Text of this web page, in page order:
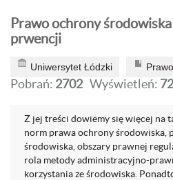
Prawo ochrony
prwencji
Uniwersytet Łódzki
Pobrań: 2702 Wyświetleń:
Z jej treści dowiemy się więcej na
norm prawa ochrony środowiska,
środowiska, obszary prawnej
rola metody administracyjno-
korzystania ze środowiska.